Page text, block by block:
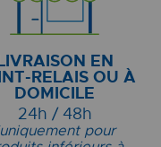
EN
RELAIS OU À
DOMICILE
24h / 48h
pour